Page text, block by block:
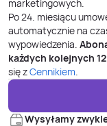
marketingowych.
Po24. miesiącu
automatycznie na
wypowiedzenia.
każdych kolejnych
się zCennikiem.
Wysyłamy